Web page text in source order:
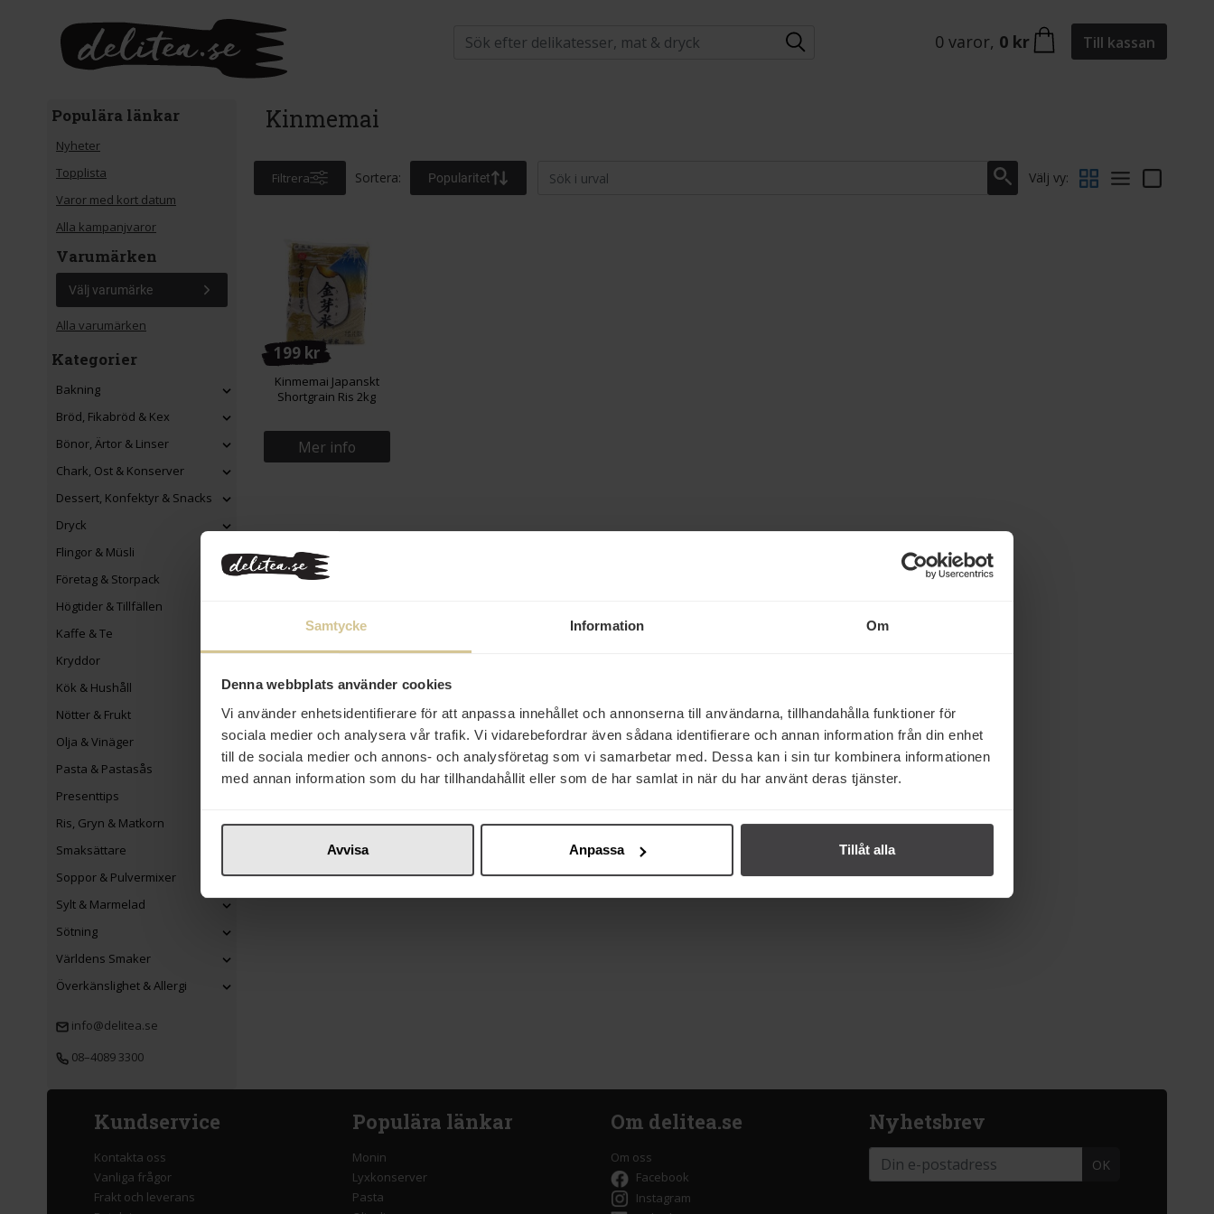
Samtycke Information Om
Denna webbplats använder cookies
Vi använder enhetsidentifierare för att anpassa innehållet och annonserna till användarna, tillhandahålla funktioner för
sociala medier och analysera vår trafik. Vi vidarebefordrar även sådana identifierare och annan information från din enhet
till de sociala medier och annons- och analysföretag som vi samarbetar med. Dessa kan i sin tur kombinera informationen
med annan information som du har tillhandahållit eller som de har samlat in när du har använt deras tjänster.
Avvisa Anpassa Tillåt alla
0 varor, 0 kr Till kassan
Populära länkar
Nyheter
Topplista
Varor med kort datum
Alla kampanjvaror
Varumärken
Välj varumärke
Alla varumärken
Kategorier
Bakning
Bröd, Fikabröd & Kex
Bönor, Ärtor & Linser
Chark, Ost & Konserver
Dessert, Konfektyr & Snacks
Dryck
Flingor & Müsli
Företag & Storpack
Högtider & Tillfällen
Kaffe & Te
Kryddor
Kök & Hushåll
Nötter & Frukt
Olja & Vinäger
Pasta & Pastasås
Presenttips
Ris, Gryn & Matkorn
Smaksättare
Soppor & Pulvermixer
Sylt & Marmelad
Sötning
Världens Smaker
Överkänslighet & Allergi
info@delitea.se
08–4089 3300
Kinmemai
Filtrera Sortera: Popularitet Välj vy:
199 kr
Kinmemai Japanskt
Shortgrain Ris 2kg
Mer info
Kundservice
Kontakta oss
Vanliga frågor
Frakt och leverans
Populära länkar
Monin
Lyxkonserver
Pasta
Om delitea.se
Om oss
Facebook
Instagram
Nyhetsbrev
OK